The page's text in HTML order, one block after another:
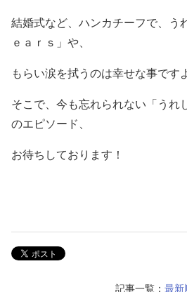
結婚式など、ハンカチーフで、
ｅａｒｓ」や、
もらい涙を拭うのは幸せな事です
そこで、今も忘れられない「うれ
のエピソード、
お待ちしております！
記事一覧： 最新